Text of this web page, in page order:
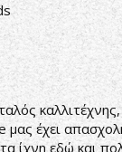
έχει
ίχνη εδώ και